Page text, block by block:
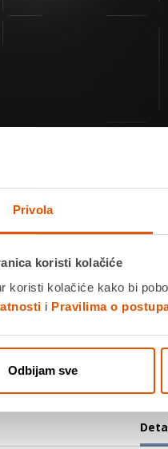
Privola
koristi kolačiće
koristi kolačiće kako bi
i Pravilima o
Odbijam sve